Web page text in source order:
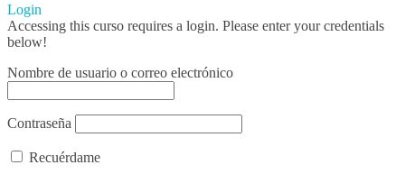
Login
Accessing this curso requires a login. Please enter your credentials
below!
Nombre de usuario o correo electrónico
Contraseña
Recuérdame